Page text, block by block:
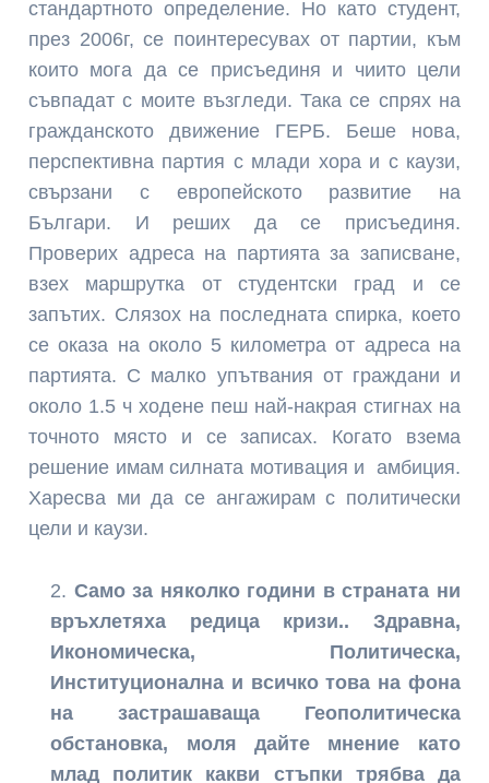
стандартното определение. Но като студент,
през 2006г, се поинтересувах от партии, към
които мога да се присъединя и чиито цели
съвпадат с моите възгледи. Така се спрях на
гражданското движение ГЕРБ. Беше нова,
перспективна партия с млади хора и с каузи,
свързани с европейското развитие на
Българи. И реших да се присъединя.
Проверих адреса на партията за записване,
взех маршрутка от студентски град и се
запътих. Слязох на последната спирка, което
се оказа на около 5 километра от адреса на
партията. С малко упътвания от граждани и
около 1.5 ч ходене пеш най-накрая стигнах на
точното място и се записах. Когато взема
решение имам силната мотивация и амбиция.
Харесва ми да се ангажирам с политически
цели и каузи.
Само за няколко години в страната ни
връхлетяха редица кризи.. Здравна,
Икономическа, Политическа,
Институционална и всичко това на фона
на застрашаваща Геополитическа
обстановка, моля дайте мнение като
млад политик какви стъпки трябва да